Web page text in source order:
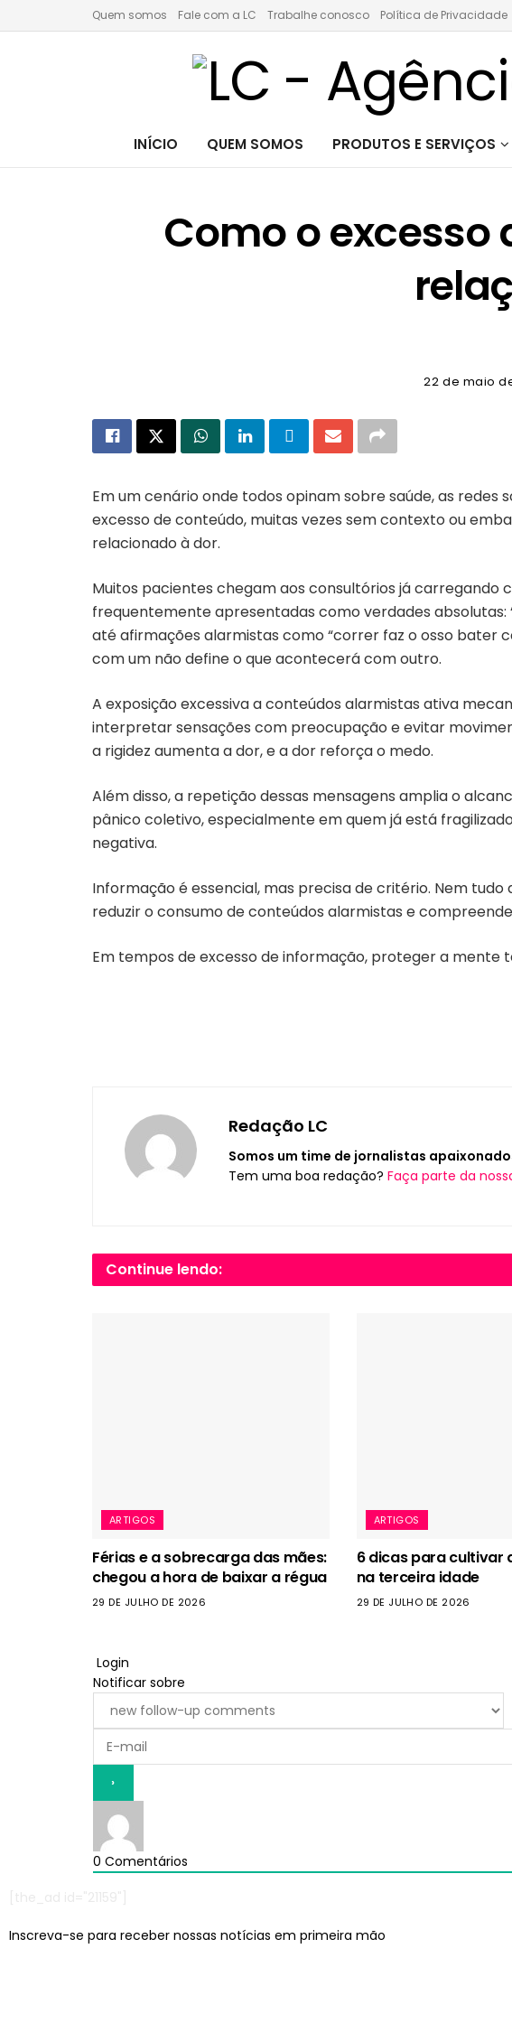
Quem somos Fale com a LC Trabalhe conosco Política de Privacidade
INÍCIO QUEM SOMOS PRODUTOS E SERVIÇOS
Como o
22 de maio
Em um cenário onde todos opinam sobre saúde, as
excesso de conteúdo, muitas vezes sem contexto ou
relacionado à dor.
Muitos pacientes chegam aos consultórios já carregando
frequentemente apresentadas como verdades absolutas:
até afirmações alarmistas como “correr faz o osso bater
com um não define o que acontecerá com outro.
A exposição excessiva a conteúdos alarmistas ativa
interpretar sensações com preocupação e evitar
a rigidez aumenta a dor, e a dor reforça o medo.
Além disso, a repetição dessas mensagens amplia o
pânico coletivo, especialmente em quem já está
negativa.
Informação é essencial, mas precisa de critério. Nem
reduzir o consumo de conteúdos alarmistas e
Em tempos de excesso de informação, proteger a
Redação LC
Somos um time de jornalistas
Tem uma boa redação? Faça parte da
Continue lendo:
ARTIGOS
Férias e a sobrecarga das mães:
chegou a hora de baixar a régua
29 DE JULHO DE 2026
ARTIGOS
6 dicas para cultivar
na terceira idade
29 DE JULHO DE 2026
Login
Notificar sobre
0 Comentários
Inscreva-se para receber nossas notícias em primeira mão